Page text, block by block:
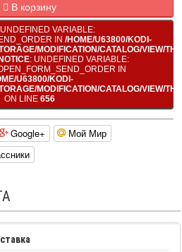
В корзину
VARIABLE:
IN /HOME/U63800/KODI-
MODIFICATION/CATALOG/VIEW/
: UNDEFINED VARIABLE:
IN
U63800/KODI-
MODIFICATION/CATALOG/VIEW/
ON LINE 656
Google+
Мой Мир